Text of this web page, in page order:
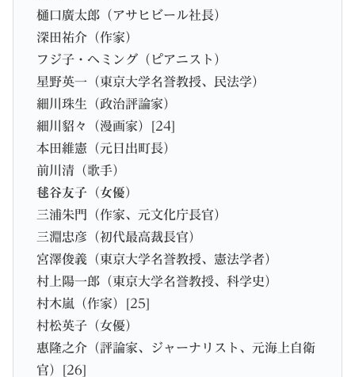
樋口廣太郎（アサヒビール社長）
深田祐介（作家）
フジ子・ヘミング（ピアニスト）
星野英一（東京大学名誉教授、民法学）
細川珠生（政治評論家）
細川貂々（漫画家）[24]
本田維憲（元日出町長）
前川清（歌手）
毬谷友子（女優）
三浦朱門（作家、元文化庁長官）
三淵忠彦（初代最高裁長官）
宮澤俊義（東京大学名誉教授、憲法学者）
村上陽一郎（東京大学名誉教授、科学史）
村木嵐（作家）[25]
村松英子（女優）
惠隆之介（評論家、ジャーナリスト、元海上自衛
官）[26]